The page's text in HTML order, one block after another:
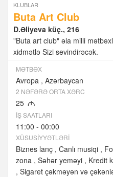
KLUBLAR
Buta Art Club
D.Əliyeva küç., 216
"Buta art club" əla milli
xidmətlə Sizi sevindirəcək.
MƏTBƏX
Avropa Azərbaycan
2 NƏFƏRƏ ORTA XƏRC
25 M
İŞ SAATLARI
11:00 - 00:00
XÜSUSIYYƏTLƏRI
Biznes lanç Canlı musiqi
zona Səhər yeməyi Kredit
Sigaret çəkməyən və